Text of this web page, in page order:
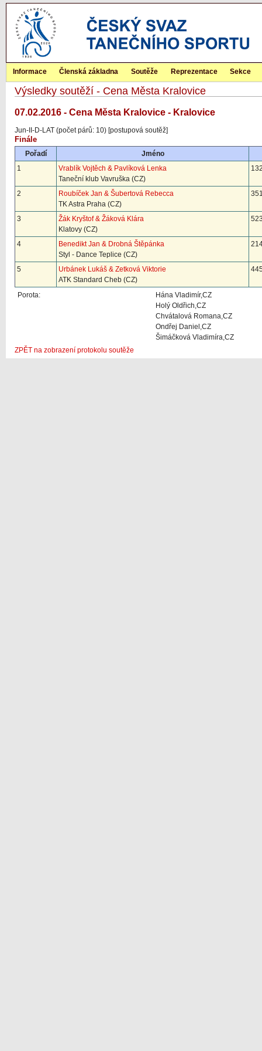
Informace Členská základna Soutěže Reprezentace Sekce
Výsledky soutěží - Cena Města Kralovice
07.02.2016 - Cena Města Kralovice - Kralovice
Jun-II-D-LAT (počet párů: 10) [postupová soutěž]
Finále
Pořadí
Jméno
1
Vrablík Vojtěch & Pavlíková Lenka
Taneční klub Vavruška (CZ)
2
Roubíček Jan & Šubertová Rebecca
TK Astra Praha (CZ)
3
Žák Kryštof & Žáková Klára
Klatovy (CZ)
4
Benedikt Jan & Drobná Štěpánka
Styl - Dance Teplice (CZ)
5
Urbánek Lukáš & Zetková Viktorie
ATK Standard Cheb (CZ)
Porota:
Hána Vladimír,CZ
Holý Oldřich,CZ
Chvátalová Romana,CZ
Ondřej Daniel,CZ
Šimáčková Vladimíra,CZ
ZPĚT na zobrazení protokolu soutěže